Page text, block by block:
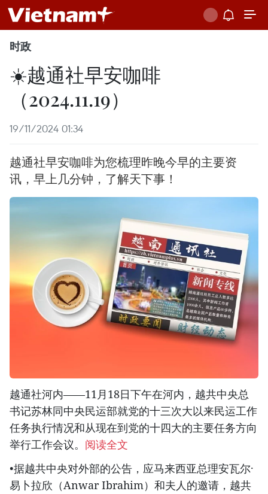
时政
☀️越通社早安咖啡
（2024.11.19）
19/11/2024 01:34
越通社早安咖啡为您梳理昨晚今早的主要资
讯，早上几分钟，了解天下事！
越通社河内——11月18日下午在河内，越共中央总
书记苏林同中央民运部就党的十三次大以来民运工作
任务执行情况和从现在到党的十四大的主要任务方向
举行工作会议。 阅读全文
•据越共中央对外部的公告，应马来西亚总理安瓦尔·
易卜拉欣（Anwar Ibrahim）和夫人的邀请，越共